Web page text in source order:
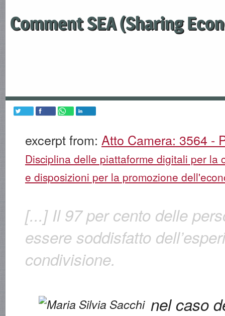
Comment SEA (Sharing
excerpt from: Atto Camera: 3564 -
Disciplina delle piattaforme digitali per la
e disposizioni per la promozione
[...] Il 97 per cento delle
essere soddisfatto
condivisione.
nel caso